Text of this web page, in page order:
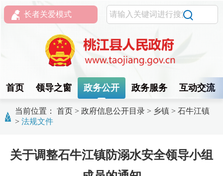
长者关爱模式
首页 领导之窗 政务公开 政务服务 互动交流
当前位置： 首页 > 政府信息公开目录 > 乡镇 > 石牛江镇
> 法规文件
关于调整石牛江镇防溺水安全领导小组